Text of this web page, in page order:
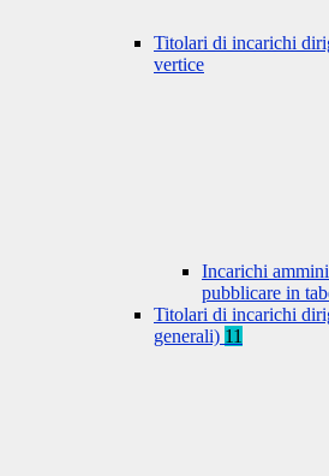
Titolari di incarichi
vertice
Incarichi
pubblicare in
Titolari di incarichi
generali) 11